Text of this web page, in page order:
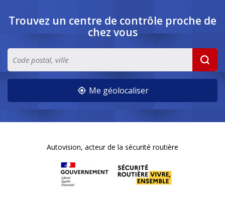
Trouvez un centre de contrôle proche de
chez vous
Me géolocaliser
Autovision, acteur de la sécurité routière